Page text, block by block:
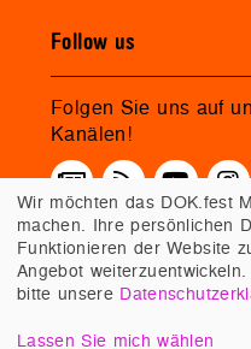
Follow us
Folgen Sie uns auf
Kanälen!
Wir möchten das DOK.fest
machen. Ihre persönlichen
Funktionieren der Website
Angebot
bitte unsere
Lassen Sie mich wählen